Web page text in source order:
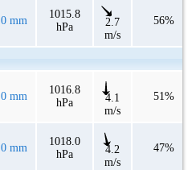
0 mm
1015.8
hPa
2.7
m/s
56%
0 mm
1016.8
hPa
4.1
m/s
51%
0 mm
1018.0
hPa
4.2
m/s
47%